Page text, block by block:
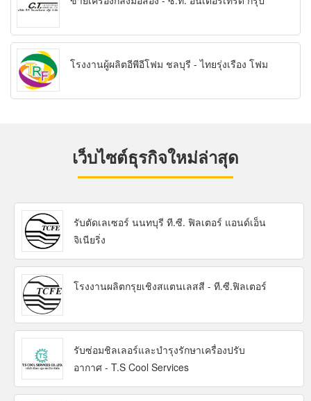
โรงงานผู้ผลิตอีพีอีโฟม ชลบุรี - ไทยรุ่งเรือง โฟม
เว็บไซต์ธุรกิจใหม่ล่าสุด
รับตัดเลเซอร์ นนทบุรี ที.ซี. ฟิลเตอร์ แอนด์เอ็น
จิเนียริ่ง
โรงงานผลิตกรุยเชิงสแตนเลสสี - ที.ซี.ฟิลเตอร์
รับซ่อมชิลเลอร์และบำรุงรักษาเครื่องปรับ
อากาศ - T.S Cool Services